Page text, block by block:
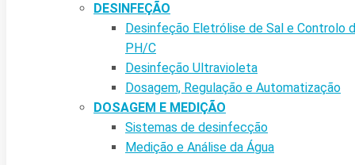
DESINFEÇÃO
Desinfeção Eletrólise de Sal e Controlo
PH/C
Desinfeção Ultravioleta
Dosagem, Regulação e Automatização
DOSAGEM E MEDIÇÃO
Sistemas de desinfecção
Medição e Análise da Água